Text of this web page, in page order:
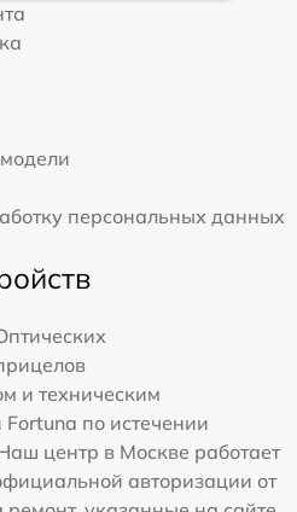
персональных данных
и техническим
по истечении
центр в Москве работает
авторизации от